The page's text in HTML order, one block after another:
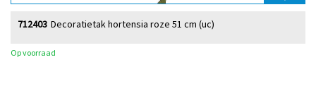
Decoratietak hortensia roze 51 cm (uc)
712403
Op voorraad